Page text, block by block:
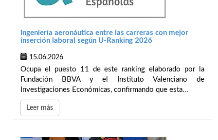
Ingeniería aeronáutica entre las carreras con mejor
inserción laboral según U-Ranking 2026
15.06.2026
Ocupa el puesto 11 de este ranking elaborado por la
Fundación BBVA y el Instituto Valenciano de
Investigaciones Económicas, confirmando que esta...
Leer más